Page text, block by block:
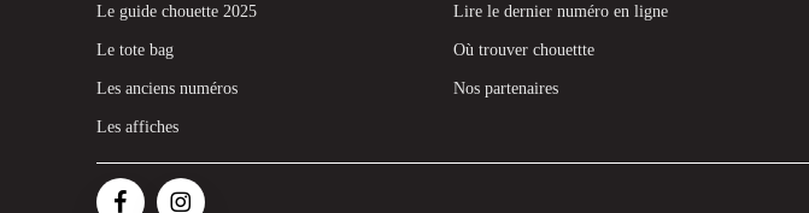
Le guide chouette 2025
Le tote bag
Les anciens numéros
Les affiches
Lire le dernier numéro en ligne
Où trouver chouettte
Nos partenaires